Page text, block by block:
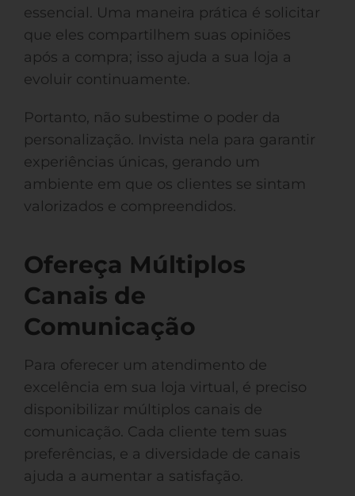
essencial. Uma maneira prática é solicitar
que eles compartilhem suas opiniões
após a compra; isso ajuda a sua loja a
evoluir continuamente.
Portanto, não subestime o poder da
personalização. Invista nela para garantir
experiências únicas, gerando um
ambiente em que os clientes se sintam
valorizados e compreendidos.
Ofereça Múltiplos
Canais de
Comunicação
Para oferecer um atendimento de
excelência em sua loja virtual, é preciso
disponibilizar múltiplos canais de
comunicação. Cada cliente tem suas
preferências, e a diversidade de canais
ajuda a aumentar a satisfação.